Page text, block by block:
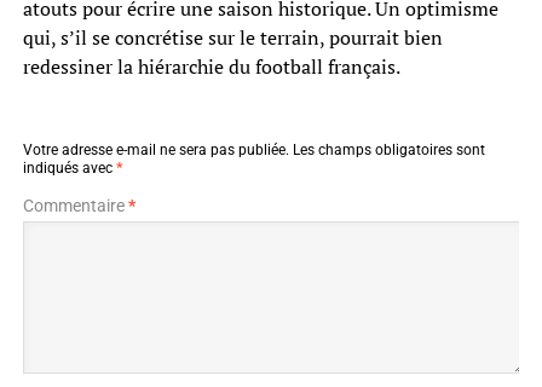
atouts pour écrire une saison historique. Un optimisme
qui, s’il se concrétise sur le terrain, pourrait bien
redessiner la hiérarchie du football français.
Votre adresse e-mail ne sera pas publiée. Les champs obligatoires sont
indiqués avec *
Commentaire*